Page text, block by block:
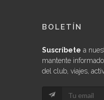
BOLETÍN
Suscríbete a
mantente
del club, viajes,